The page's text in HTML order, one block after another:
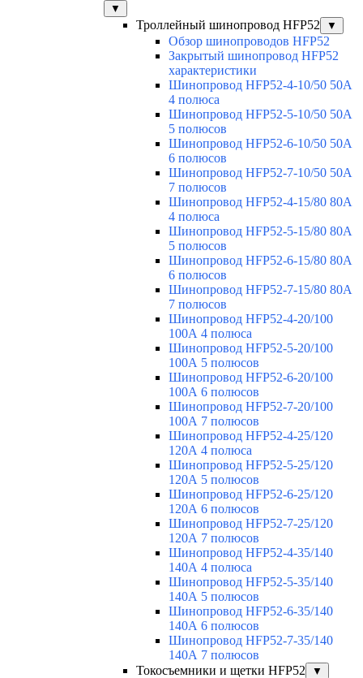
▼
Троллейный шинопровод HFP52 ▼
Обзор шинопроводов HFP52
Закрытый шинопровод HFP52
характеристики
Шинопровод HFP52-4-10/50 50A
4 полюса
Шинопровод HFP52-5-10/50 50А
5 полюсов
Шинопровод HFP52-6-10/50 50А
6 полюсов
Шинопровод HFP52-7-10/50 50А
7 полюсов
Шинопровод HFP52-4-15/80 80A
4 полюса
Шинопровод HFP52-5-15/80 80А
5 полюсов
Шинопровод HFP52-6-15/80 80А
6 полюсов
Шинопровод HFP52-7-15/80 80А
7 полюсов
Шинопровод HFP52-4-20/100
100А 4 полюса
Шинопровод HFP52-5-20/100
100А 5 полюсов
Шинопровод HFP52-6-20/100
100А 6 полюсов
Шинопровод HFP52-7-20/100
100А 7 полюсов
Шинопровод HFP52-4-25/120
120А 4 полюса
Шинопровод HFP52-5-25/120
120А 5 полюсов
Шинопровод HFP52-6-25/120
120А 6 полюсов
Шинопровод HFP52-7-25/120
120А 7 полюсов
Шинопровод HFP52-4-35/140
140А 4 полюса
Шинопровод HFP52-5-35/140
140А 5 полюсов
Шинопровод HFP52-6-35/140
140А 6 полюсов
Шинопровод HFP52-7-35/140
140А 7 полюсов
Токосъемники и щетки HFP52
▼